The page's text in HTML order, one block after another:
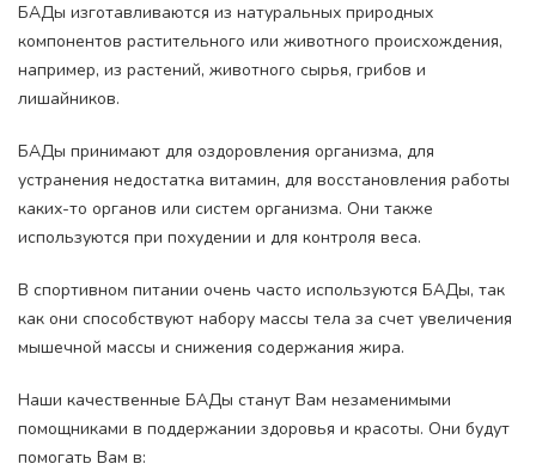
БАДы изготавливаются из натуральных природных
компонентов растительного или животного происхождения,
например, из растений, животного сырья, грибов и
лишайников.
БАДы принимают для оздоровления организма, для
устранения недостатка витамин, для восстановления работы
каких-то органов или систем организма. Они также
используются при похудении и для контроля веса.
В спортивном питании очень часто используются БАДы, так
как они способствуют набору массы тела за счет увеличения
мышечной массы и снижения содержания жира.
Наши качественные БАДы станут Вам незаменимыми
помощниками в поддержании здоровья и красоты. Они будут
помогать Вам в: